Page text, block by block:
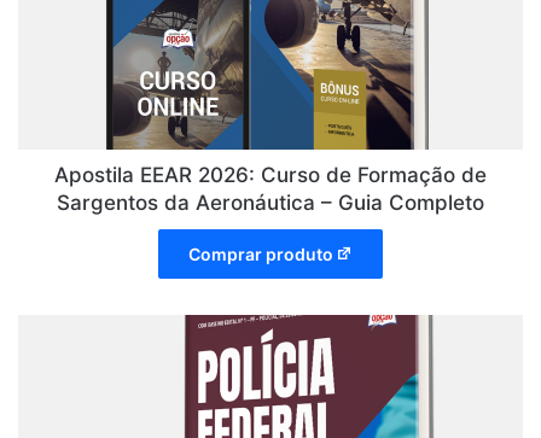
Apostila EEAR 2026: Curso de Formação de
Sargentos da Aeronáutica – Guia Completo
Comprar produto